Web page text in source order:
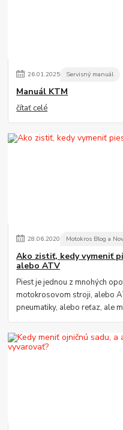
26.01.2025 Servisný manuál
Manuál KTM
čítať celé
28.06.2020 Motokros Blog a
Ako zistiť, kedy vymeniť
alebo ATV
Piest je jednou z mnohých
motokrosovom stroji, alebo
pneumatiky, alebo reťaz, ale